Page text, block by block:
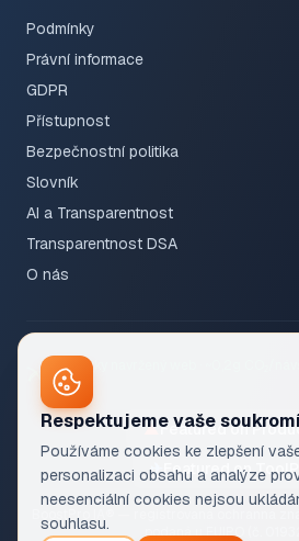
Podmínky
Právní informace
GDPR
Přístupnost
Bezpečnostní politika
Slovník
AI a Transparentnost
Transparentnost DSA
O nás
Ekologicky navržený web · ~0,2g CO₂/
papíru
▲Featured on
✈Featured on
BoostPro IA® — registrovaná ochranná
podaná u EUIPO (č.
Respektujeme vaše
Používáme cookies ke zlepšení
personalizaci obsahu a analýze
neesenciální cookies nejsou
souhlasu.